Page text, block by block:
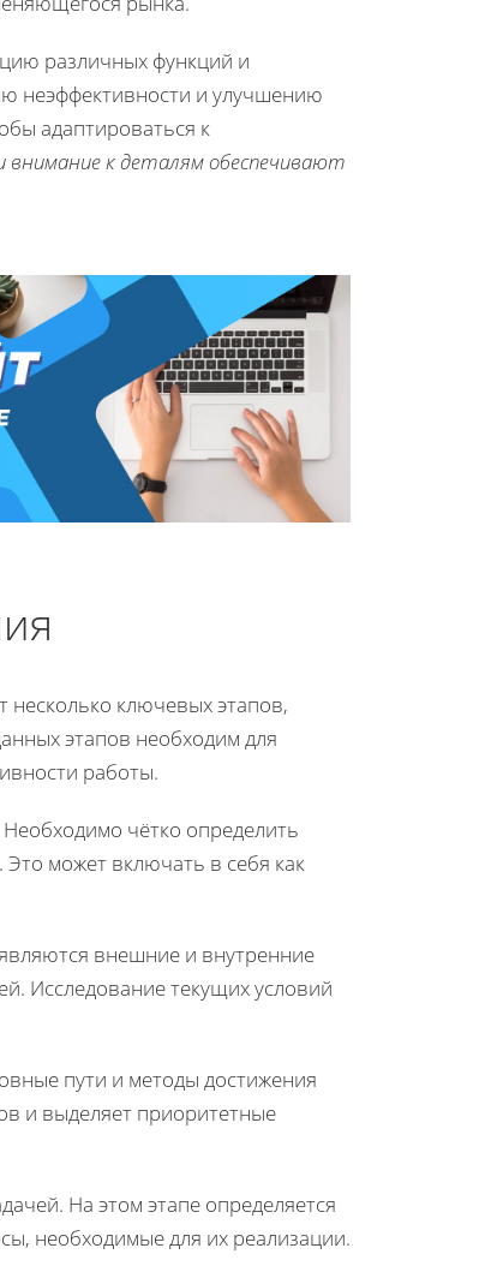
различных функций и
неэффективности и улучшению
адаптироваться к
внимание к деталям обеспечивают
несколько ключевых этапов,
этапов необходим для
работы.
чётко определить
может включать в себя как
внешние и внутренние
Исследование текущих условий
пути и методы достижения
и выделяет приоритетные
На этом этапе определяется
необходимые для их реализации.